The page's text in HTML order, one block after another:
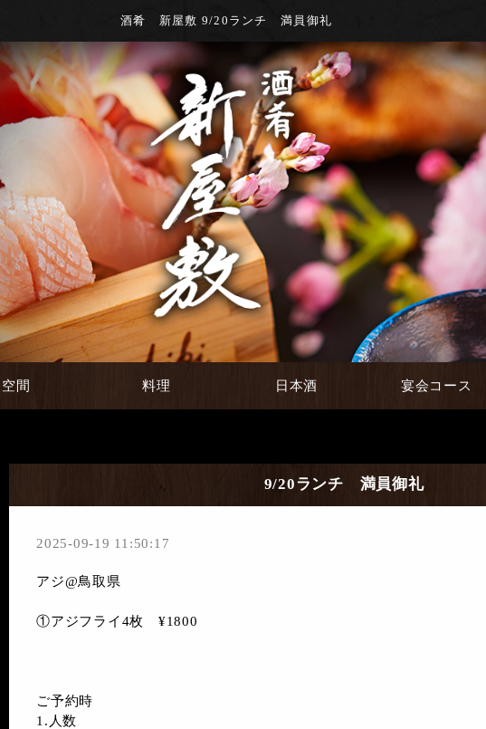
酒肴 新屋敷 9/20ランチ 満員御礼
空間 料理 日本酒 宴会コース
9/20ランチ 満員御礼
2025-09-19 11:50:17
アジ@鳥取県
①アジフライ4枚 ¥1800
ご予約時
1.人数